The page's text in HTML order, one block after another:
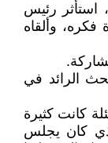
استأثر رئيس
وألقاه
الرائد في
كانت كثيرة
كان يجلس